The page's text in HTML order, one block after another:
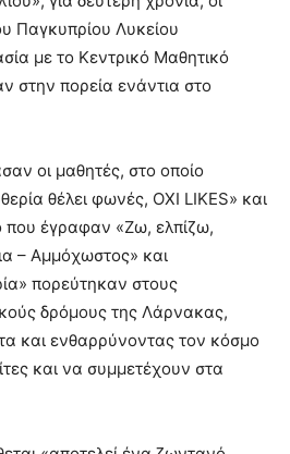
Παγκυπρίου Λυκείου
με το Κεντρικό Μαθητικό
στην πορεία ενάντια στο
οι μαθητές, στο οποίο
θέλει φωνές, ΟΧΙ LIKES» και
έγραφαν «Ζω, ελπίζω,
– Αμμόχωστος» και
πορεύτηκαν στους
δρόμους της Λάρνακας,
και ενθαρρύνοντας τον κόσμο
και να συμμετέχουν στα